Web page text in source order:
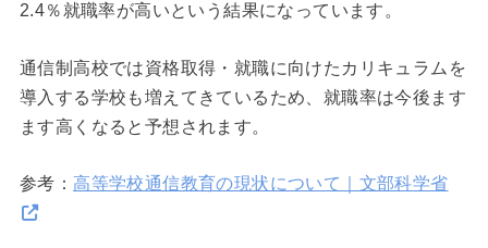
2.4％就職率が高いという結果になっています。
通信制高校では資格取得・就職に向けたカリキュラムを
導入する学校も増えてきているため、就職率は今後ます
ます高くなると予想されます。
参考：高等学校通信教育の現状について｜文部科学省